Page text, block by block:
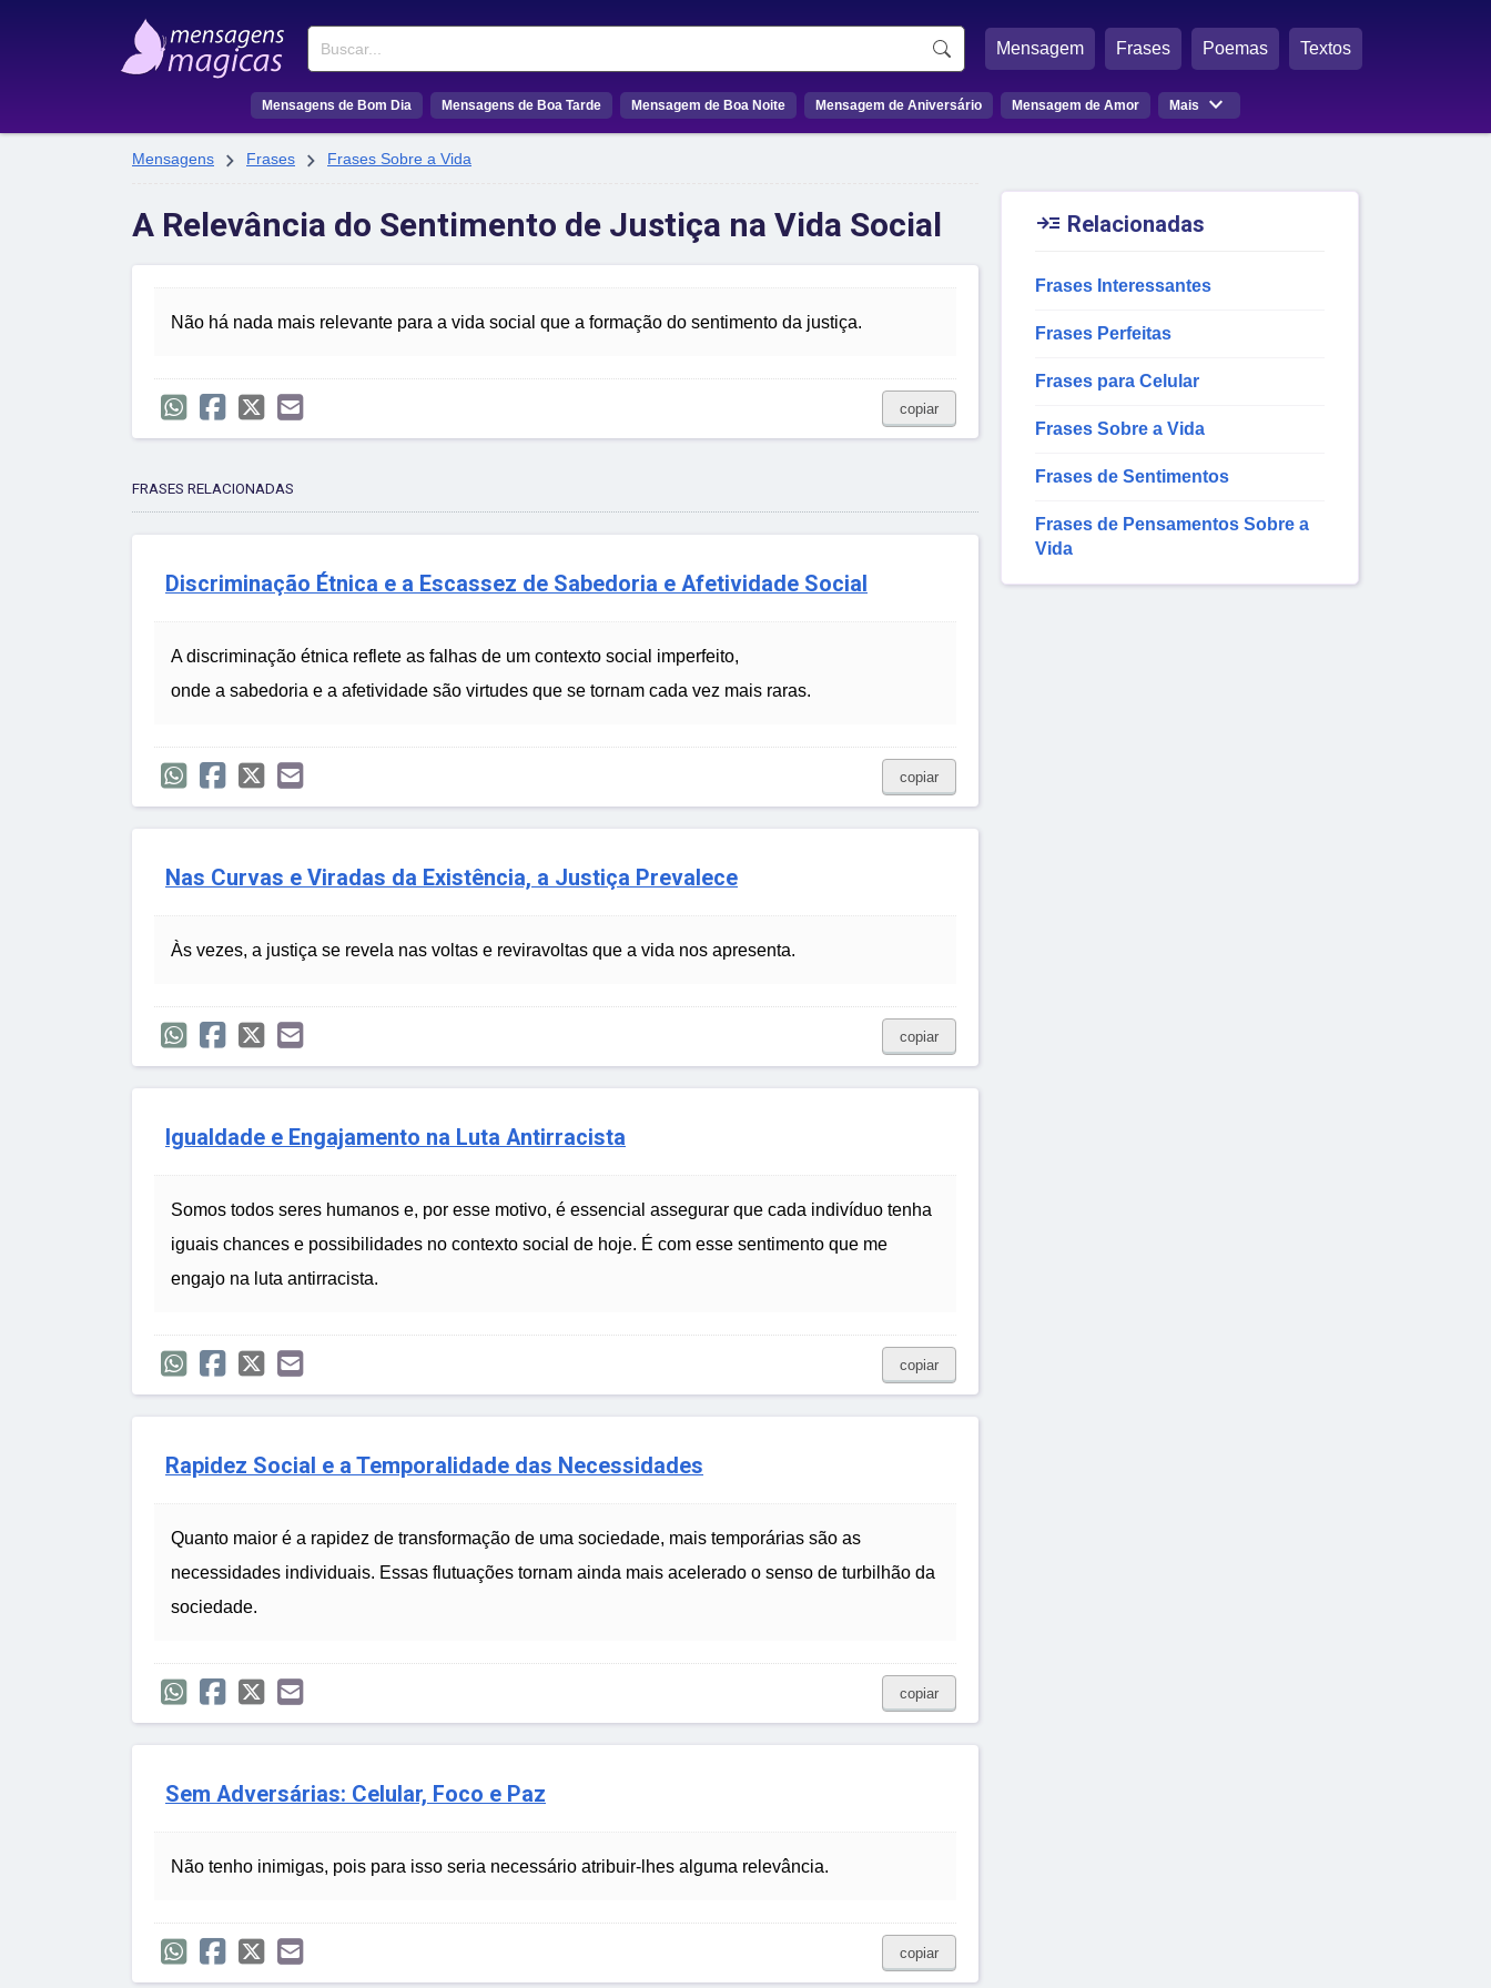
Buscar Mensagem Frases Poemas Textos
Mensagens de Bom Dia Mensagens de Boa Tarde Mensagem de Boa Noite Mensagem de Aniversário Mensagem de Amor Mais 
Mensagens  Frases  Frases Sobre a Vida
A Relevância do Sentimento de Justiça na Vida Social
Não há nada mais relevante para a vida social que a formação do sentimento da justiça.
copiar
FRASES RELACIONADAS
Discriminação Étnica e a Escassez de Sabedoria e Afetividade Social
A discriminação étnica reflete as falhas de um contexto social imperfeito,
onde a sabedoria e a afetividade são virtudes que se tornam cada vez mais raras.
copiar
Nas Curvas e Viradas da Existência, a Justiça Prevalece
Às vezes, a justiça se revela nas voltas e reviravoltas que a vida nos apresenta.
copiar
Igualdade e Engajamento na Luta Antirracista
Somos todos seres humanos e, por esse motivo, é essencial assegurar que cada indivíduo tenha
iguais chances e possibilidades no contexto social de hoje. É com esse sentimento que me
engajo na luta antirracista.
copiar
Rapidez Social e a Temporalidade das Necessidades
Quanto maior é a rapidez de transformação de uma sociedade, mais temporárias são as
necessidades individuais. Essas flutuações tornam ainda mais acelerado o senso de turbilhão da
sociedade.
copiar
Sem Adversárias: Celular, Foco e Paz
Não tenho inimigas, pois para isso seria necessário atribuir-lhes alguma relevância.
copiar
 Relacionadas
Frases Interessantes
Frases Perfeitas
Frases para Celular
Frases Sobre a Vida
Frases de Sentimentos
Frases de Pensamentos Sobre a
Vida